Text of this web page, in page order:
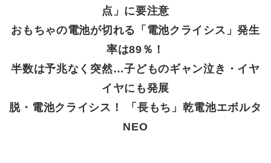
点」に要注意
おもちゃの電池が切れる「電池クライシス」発生
率は89％！
半数は予兆なく突然…子どものギャン泣き・イヤ
イヤにも発展
脱・電池クライシス！ 「長もち」乾電池エボルタ
NEO